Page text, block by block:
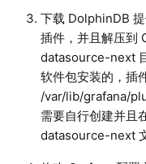
-
-
-
-
下载 DolphinDB
插件，并且解压
datasource-next
软件包安装的，插
/var/lib/grafana/
需要自行创建并且
datasource-next